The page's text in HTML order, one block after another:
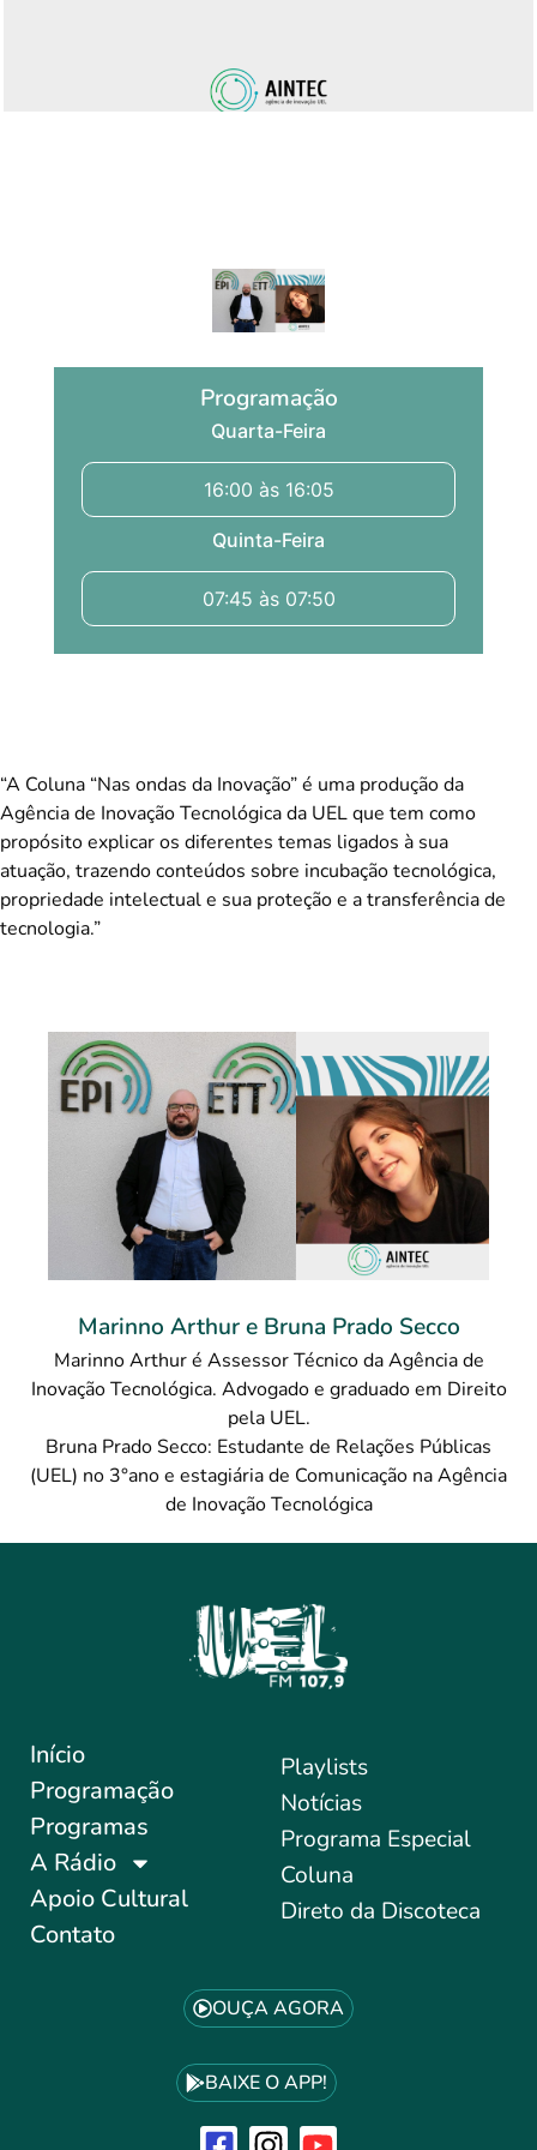
Programação
Quarta-Feira
16:00 às 16:05
Quinta-Feira
07:45 às 07:50
“A Coluna “Nas ondas da Inovação” é uma produção da
Agência de Inovação Tecnológica da UEL que tem como
propósito explicar os diferentes temas ligados à sua
atuação, trazendo conteúdos sobre incubação tecnológica,
propriedade intelectual e sua proteção e a transferência de
tecnologia.”
Marinno Arthur e Bruna Prado Secco
Marinno Arthur é Assessor Técnico da Agência de
Inovação Tecnológica. Advogado e graduado em Direito
pela UEL.
Bruna Prado Secco: Estudante de Relações Públicas
(UEL) no 3°ano e estagiária de Comunicação na Agência
de Inovação Tecnológica
Início
Programação
Programas
A Rádio
Apoio Cultural
Contato
Playlists
Notícias
Programa Especial
Coluna
Direto da Discoteca
OUÇA AGORA
BAIXE O APP!